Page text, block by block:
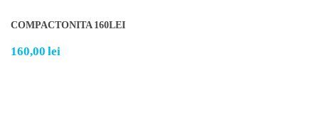
COMPACTONITA 160LEI
160,00 lei